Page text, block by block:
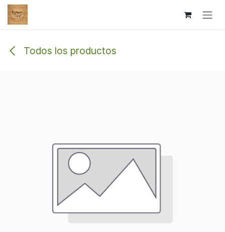
Ir al contenido
Todos los productos